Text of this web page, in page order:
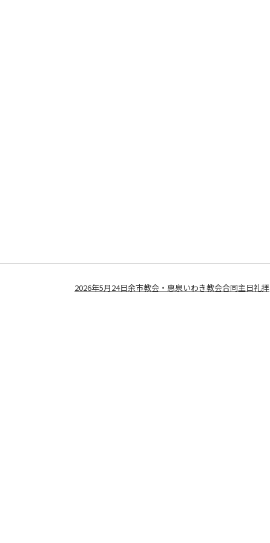
2026年5月24日余市教会・惠泉いわき教会合同主日礼拝